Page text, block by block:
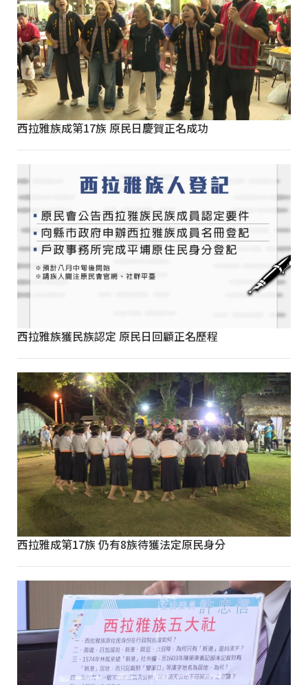
西拉雅族成第17族 原民日慶賀正名成功
西拉雅族獲民族認定 原民日回顧正名歷程
西拉雅成第17族 仍有8族待獲法定原民身分